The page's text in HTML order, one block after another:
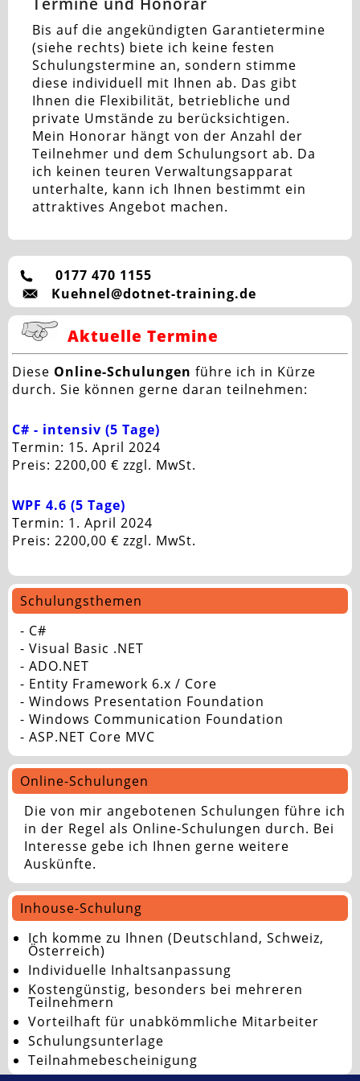
Bis auf die angekündigten Garantietermine
(siehe rechts) biete ich keine festen
Schulungstermine an, sondern stimme
diese individuell mit Ihnen ab. Das gibt
Ihnen die Flexibilität, betriebliche und
private Umstände zu berücksichtigen.
Mein Honorar hängt von der Anzahl der
Teilnehmer und dem Schulungsort ab. Da
ich keinen teuren Verwaltungsapparat
unterhalte, kann ich Ihnen bestimmt ein
attraktives Angebot machen.
0177 470 1155
Kuehnel@dotnet-training.de
Aktuelle Termine
Diese Online-Schulungen führe ich in Kürze
durch. Sie können gerne daran teilnehmen:
C# - intensiv (5 Tage)
Termin: 15. April 2024
Preis: 2200,00 € zzgl. MwSt.
WPF 4.6 (5 Tage)
Termin: 1. April 2024
Preis: 2200,00 € zzgl. MwSt.
Schulungsthemen
- C#
- Visual Basic .NET
- ADO.NET
- Entity Framework 6.x / Core
- Windows Presentation Foundation
- Windows Communication Foundation
- ASP.NET Core MVC
Online-Schulungen
Die von mir angebotenen Schulungen führe ich
in der Regel als Online-Schulungen durch. Bei
Interesse gebe ich Ihnen gerne weitere
Auskünfte.
Inhouse-Schulung
Ich komme zu Ihnen (Deutschland, Schweiz,
Österreich)
Individuelle Inhaltsanpassung
Kostengünstig, besonders bei mehreren
Teilnehmern
Vorteilhaft für unabkömmliche Mitarbeiter
Schulungsunterlage
Teilnahmebescheinigung